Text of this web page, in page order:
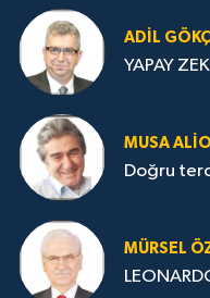
ADIL
YAPAY
MUSA
Doğru
MÜRSEL